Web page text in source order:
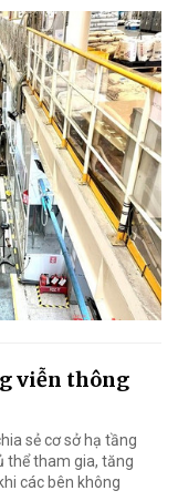
viễn thông
sẻ cơ sở hạ tầng
thể tham gia, tăng
các bên không